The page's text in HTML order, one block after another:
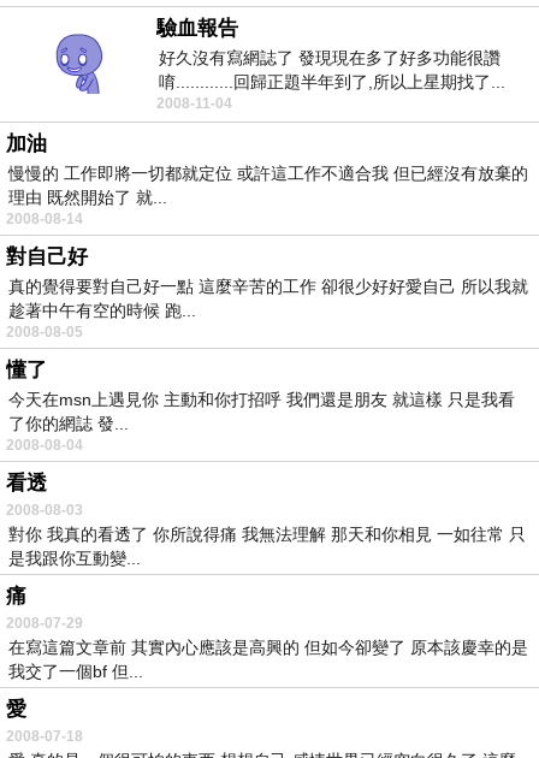
驗血報告
好久沒有寫網誌了 發現現在多了好多功能很讚
唷............回歸正題半年到了,所以上星期找了...
2008-11-04
加油
慢慢的 工作即將一切都就定位 或許這工作不適合我 但已經沒有放棄的
理由 既然開始了 就...
2008-08-14
對自己好
真的覺得要對自己好一點 這麼辛苦的工作 卻很少好好愛自己 所以我就
趁著中午有空的時候 跑...
2008-08-05
懂了
今天在msn上遇見你 主動和你打招呼 我們還是朋友 就這樣 只是我看
了你的網誌 發...
2008-08-04
看透
2008-08-03
對你 我真的看透了 你所說得痛 我無法理解 那天和你相見 一如往常 只
是我跟你互動變...
痛
2008-07-29
在寫這篇文章前 其實內心應該是高興的 但如今卻變了 原本該慶幸的是
我交了一個bf 但...
愛
2008-07-18